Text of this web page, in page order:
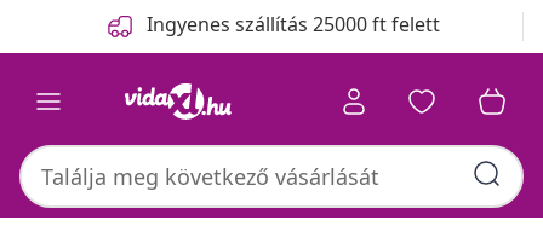
Ingyenes szállítás 25000 ft felett